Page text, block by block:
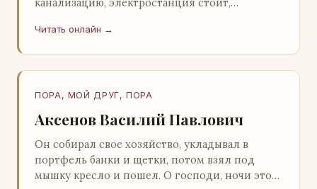
А. Алешин». …
Читать онлайн →
ПОРА, МОЙ ДРУГ, ПОРА
Аксенов Василий Павлович
Он собирал свое хозяйство, укладывал в
портфель банки и щетки, потом взял под
мышку кресло и пошел. О господи, ночи этой